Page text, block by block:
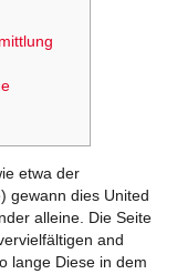
etwa der
gewann dies United
alleine. Die Seite
and
lange Diese in dem